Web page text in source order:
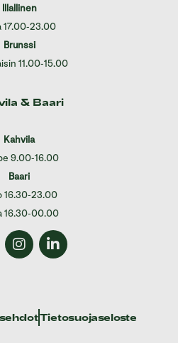
Illallinen
17.00-23.00
Brunssi
11.00-15.00
& Baari
Kahvila
9.00-16.00
Baari
16.30-23.00
16.30-00.00
Tietosuojaseloste